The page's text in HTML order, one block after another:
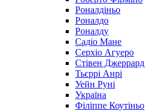
Роналдіньо
Роналдо
Роналду
Садіо Мане
Серхіо Агуеро
Стівен Джеррард
Тьєррі Анрі
Уейн Руні
Україна
Філіппе Коутіньо